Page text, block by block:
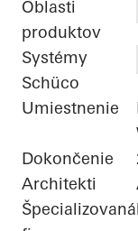
Oblasti
produktov
Systémy
Schüco
Umiestnenie
Dokončenie
Architekti
Špecializovaná